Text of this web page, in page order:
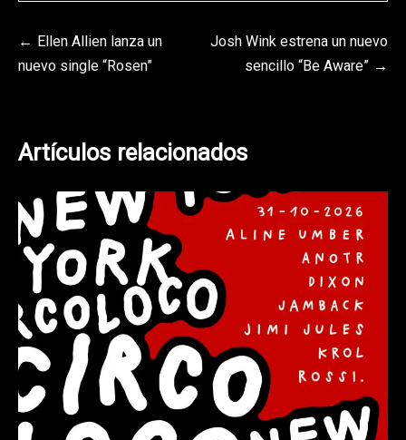
Navegación
de
Ellen Allien lanza un
nuevo single “Rosen”
Josh Wink estrena un nuevo
sencillo “Be Aware”
Artículos relacionados